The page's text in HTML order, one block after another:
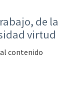
de la
virtud
contenido